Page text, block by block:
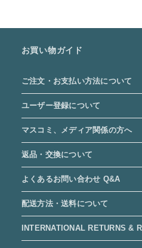
お買い物ガイド
ご注文・お支払い方法について
ユーザー登録について
マスコミ、メディア関係の方へ
返品・交換について
よくあるお問い合わせ Q&A
配送方法・送料について
INTERNATIONAL RETURNS &